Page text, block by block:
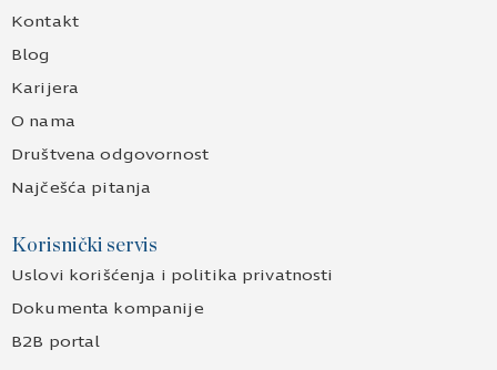
Kontakt
Blog
Karijera
O nama
Društvena odgovornost
Najčešća pitanja
Korisnički servis
Uslovi korišćenja i politika privatnosti
Dokumenta kompanije
B2B portal